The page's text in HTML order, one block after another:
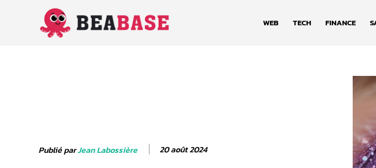
WEB TECH FINANCE
Publié parJean Labossière 20 août 2024